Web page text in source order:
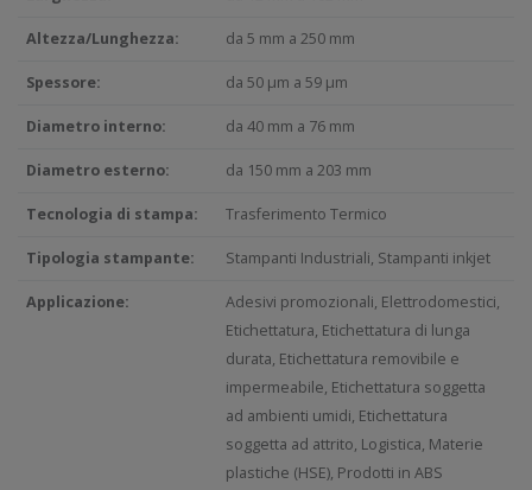
Altezza/Lunghezza: da 5 mm a 250 mm
Spessore: da 50 µm a 59 µm
Diametro interno: da 40 mm a 76 mm
Diametro esterno: da 150 mm a 203 mm
Tecnologia di stampa: Trasferimento Termico
Tipologia stampante: Stampanti Industriali, Stampanti inkjet
Applicazione:
Adesivi promozionali, Elettrodomestici,
Etichettatura, Etichettatura di lunga
durata, Etichettatura removibile e
impermeabile, Etichettatura soggetta
ad ambienti umidi, Etichettatura
soggetta ad attrito, Logistica, Materie
plastiche (HSE), Prodotti in ABS